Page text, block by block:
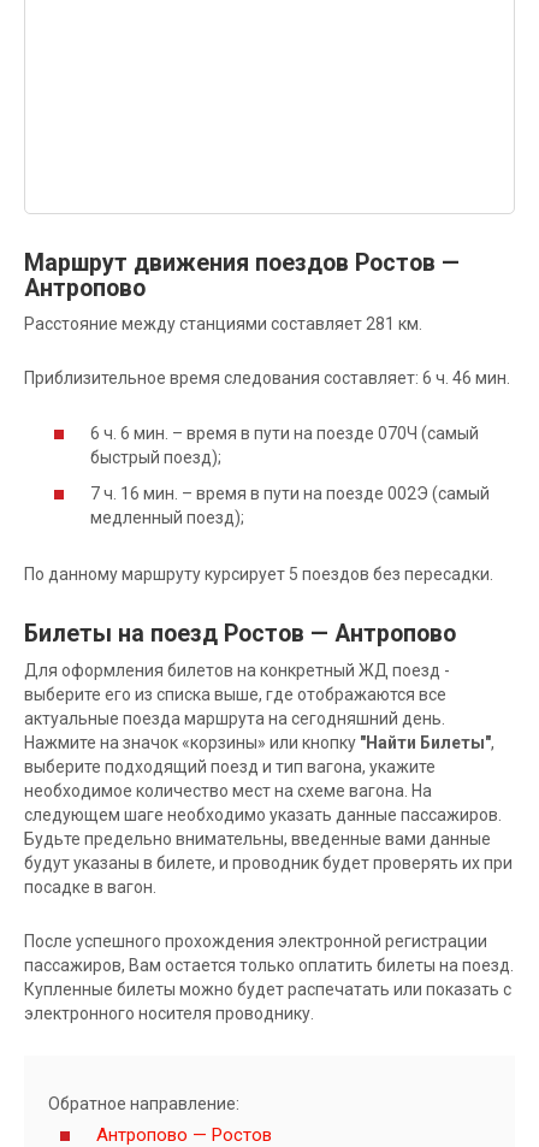
Маршрут движения поездов Ростов —
Антропово
Расстояние между станциями составляет 281 км.
Приблизительное время следования составляет: 6 ч. 46 мин.
6 ч. 6 мин. – время в пути на поезде 070Ч (самый
быстрый поезд);
7 ч. 16 мин. – время в пути на поезде 002Э (самый
медленный поезд);
По данному маршруту курсирует 5 поездов без пересадки.
Билеты на поезд Ростов — Антропово
Для оформления билетов на конкретный ЖД поезд -
выберите его из списка выше, где отображаются все
актуальные поезда маршрута на сегодняшний день.
Нажмите на значок «корзины» или кнопку "Найти Билеты",
выберите подходящий поезд и тип вагона, укажите
необходимое количество мест на схеме вагона. На
следующем шаге необходимо указать данные пассажиров.
Будьте предельно внимательны, введенные вами данные
будут указаны в билете, и проводник будет проверять их при
посадке в вагон.
После успешного прохождения электронной регистрации
пассажиров, Вам остается только оплатить билеты на поезд.
Купленные билеты можно будет распечатать или показать с
электронного носителя проводнику.
Обратное направление:
Антропово — Ростов